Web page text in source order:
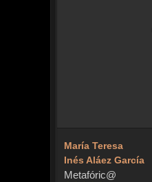
María Teresa
Inés Aláez García
Metafóric@